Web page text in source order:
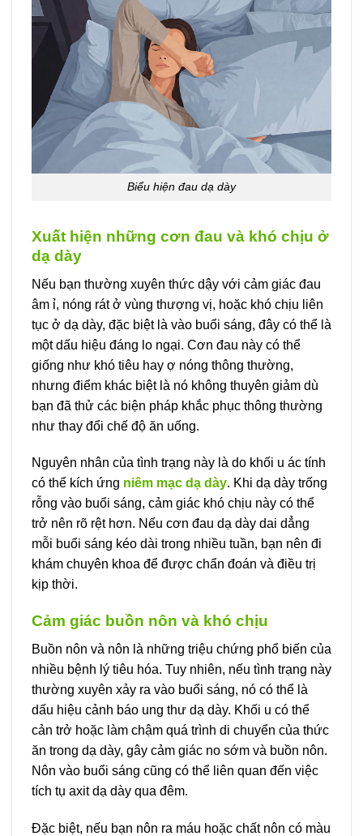
Biểu hiện đau dạ dày
Xuất hiện những cơn đau và khó chịu ở
dạ dày
Nếu bạn thường xuyên thức dậy với cảm giác đau
âm ỉ, nóng rát ở vùng thượng vị, hoặc khó chịu liên
tục ở dạ dày, đặc biệt là vào buổi sáng, đây có thể là
một dấu hiệu đáng lo ngại. Cơn đau này có thể
giống như khó tiêu hay ợ nóng thông thường,
nhưng điểm khác biệt là nó không thuyên giảm dù
bạn đã thử các biện pháp khắc phục thông thường
như thay đổi chế độ ăn uống.
Nguyên nhân của tình trạng này là do khối u ác tính
có thể kích ứng niêm mạc dạ dày. Khi dạ dày trống
rỗng vào buổi sáng, cảm giác khó chịu này có thể
trở nên rõ rệt hơn. Nếu cơn đau dạ dày dai dẳng
mỗi buổi sáng kéo dài trong nhiều tuần, bạn nên đi
khám chuyên khoa để được chẩn đoán và điều trị
kịp thời.
Cảm giác buồn nôn và khó chịu
Buồn nôn và nôn là những triệu chứng phổ biến của
nhiều bệnh lý tiêu hóa. Tuy nhiên, nếu tình trạng này
thường xuyên xảy ra vào buổi sáng, nó có thể là
dấu hiệu cảnh báo ung thư dạ dày. Khối u có thể
cản trở hoặc làm chậm quá trình di chuyển của thức
ăn trong dạ dày, gây cảm giác no sớm và buồn nôn.
Nôn vào buổi sáng cũng có thể liên quan đến việc
tích tụ axit dạ dày qua đêm.
Đặc biệt, nếu bạn nôn ra máu hoặc chất nôn có màu